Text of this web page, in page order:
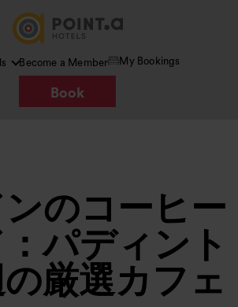
Become a Member My Bookings
Book
のコーヒー
パディント
厳選カフェ